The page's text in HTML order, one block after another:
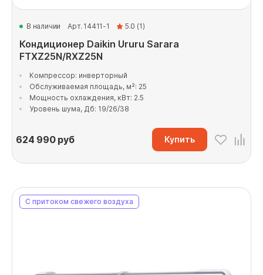
В наличии Арт. 14411-1 5.0 (1)
Кондиционер Daikin Ururu Sarara
FTXZ25N/RXZ25N
Компрессор: инверторный
Обслуживаемая площадь, м²: 25
Мощность охлаждения, кВт: 2.5
Уровень шума, Дб: 19/26/38
624 990руб Купить
С притоком свежего воздуха